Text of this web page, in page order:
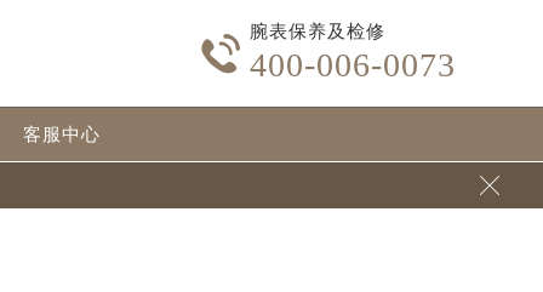

腕表保养及检修
400-006-0073
客服中心
